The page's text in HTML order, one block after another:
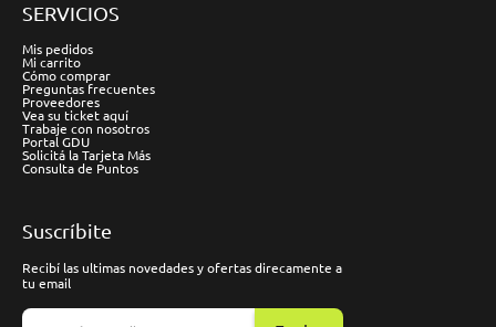
SERVICIOS
Mis pedidos
Mi carrito
Cómo comprar
Preguntas frecuentes
Proveedores
Vea su ticket aquí
Trabaje con nosotros
Portal GDU
Solicitá la Tarjeta Más
Consulta de Puntos
Suscríbite
Recibí las ultimas novedades y ofertas direcamente a
tu email